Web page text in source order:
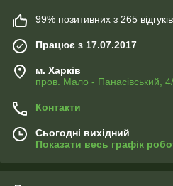
99% позитивних з 265
Працює з 17.07.2017
м. Харків
пров. Мало - Панасівський,
Контакти
Сьогодні вихідний
Показати весь графік